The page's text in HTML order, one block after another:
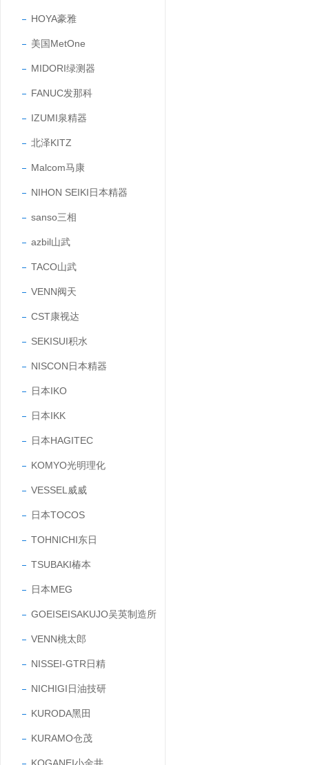
HOYA豪雅
美国MetOne
MIDORI绿测器
FANUC发那科
IZUMI泉精器
北泽KITZ
Malcom马康
NIHON SEIKI日本精器
sanso三相
azbil山武
TACO山武
VENN阀天
CST康视达
SEKISUI积水
NISCON日本精器
日本IKO
日本IKK
日本HAGITEC
KOMYO光明理化
VESSEL威威
日本TOCOS
TOHNICHI东日
TSUBAKI椿本
日本MEG
GOEISEISAKUJO吴英制造所
VENN桃太郎
NISSEI-GTR日精
NICHIGI日油技研
KURODA黑田
KURAMO仓茂